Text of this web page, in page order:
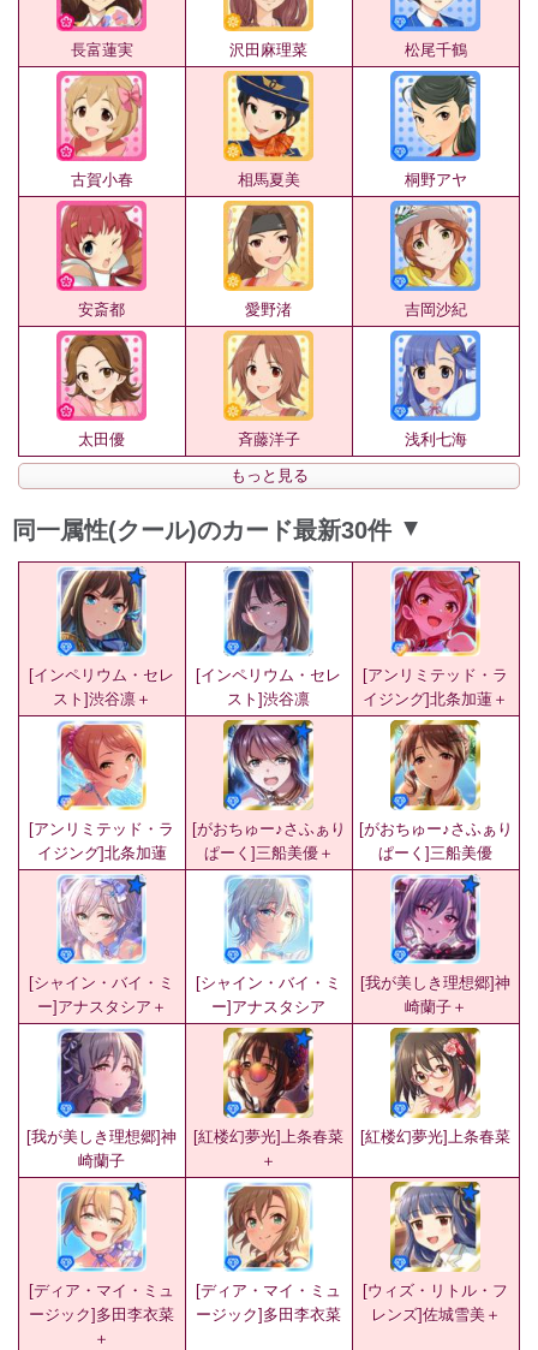
長富蓮実 沢田麻理菜 松尾千鶴
古賀小春 相馬夏美 桐野アヤ
安斎都 愛野渚 吉岡沙紀
太田優 斉藤洋子
浅利七海
もっと見る
同一属性(クール)のカード最新30件 ▲
[インペリウム・セレ
スト]渋谷凛＋
[インペリウム・セレ
スト]渋谷凛
[アンリミテッド・ラ
イジング]北条加蓮＋
[アンリミテッド・ラ
イジング]北条加蓮
[がおちゅー♪さふぁり
ぱーく]三船美優＋
[がおちゅー♪さふぁり
ぱーく]三船美優
[シャイン・バイ・ミ
ー]アナスタシア＋
[シャイン・バイ・ミ
ー]アナスタシア
[我が美しき理想郷]神
崎蘭子＋
[我が美しき理想郷]神
崎蘭子
[紅楼幻夢光]上条春菜
＋
[紅楼幻夢光]上条春菜
[ディア・マイ・ミュ
ージック]多田李衣菜
＋
[ディア・マイ・ミュ
ージック]多田李衣菜
[ウィズ・リトル・フ
レンズ]佐城雪美＋